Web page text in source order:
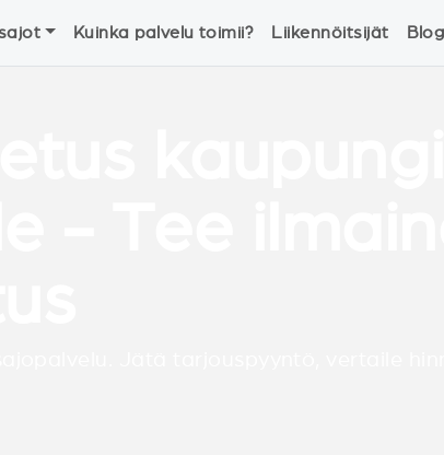
Kuinka palvelu toimii? Liikennöitsijät